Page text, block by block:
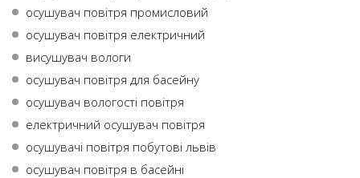
осушувач повітря промисловий
осушувач повітря електричний
висушувач вологи
осушувач повітря для басейну
осушувач вологості повітря
електричний осушувач повітря
осушувачі повітря побутові львів
осушувач повітря в басейні